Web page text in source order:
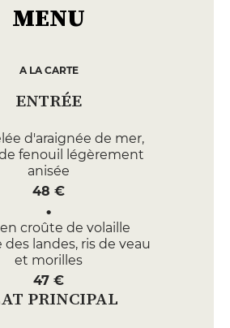
MENU
A LA CARTE
ENTRÉE
d'araignée de mer,
fenouil légèrement
anisée
48 €
croûte de volaille
landes, ris de veau
et morilles
47 €
PRINCIPAL